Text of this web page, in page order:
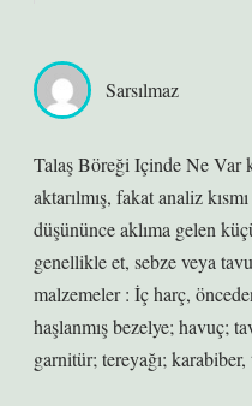
Sarsılmaz
Talaş Böreği Içinde Ne Var
aktarılmış, fakat analiz
düşününce aklıma gelen
genellikle et, sebze veya
malzemeler : İç harç,
haşlanmış bezelye; havuç;
garnitür; tereyağı; karabiber,